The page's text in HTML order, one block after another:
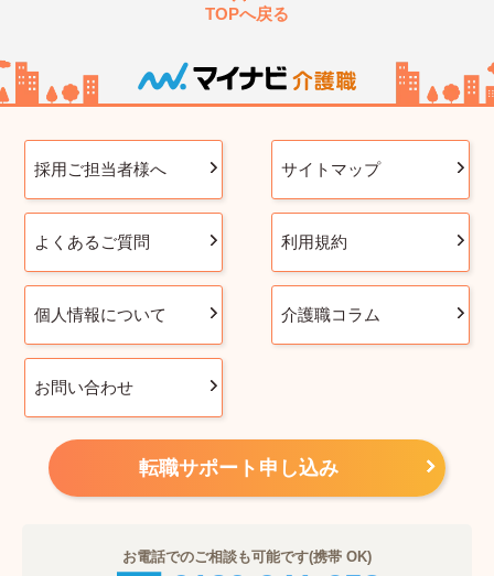
TOPへ戻る
採用ご担当者様へ サイトマップ
よくあるご質問 利用規約
個人情報について 介護職コラム
お問い合わせ
転職サポート申し込み
お電話でのご相談も可能です(携帯 OK)